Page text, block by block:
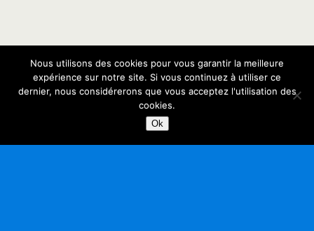
Retour au début
Nous utilisons des cookies pour vous garantir la meilleure
expérience sur notre site. Si vous continuez à utiliser ce
dernier, nous considérerons que vous acceptez l'utilisation des
cookies.
Ok